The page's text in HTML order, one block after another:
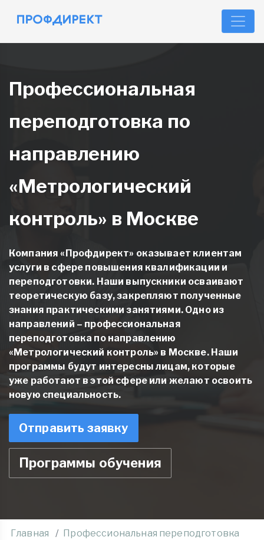
Профессиональная
переподготовка по
направлению
«Метрологический
контроль» в Москве
Компания «Профдирект» оказывает клиентам
услуги в сфере повышения квалификации и
переподготовки. Наши выпускники осваивают
теоретическую базу, закрепляют полученные
знания практическими занятиями. Одно из
направлений – профессиональная
переподготовка по направлению
«Метрологический контроль» в Москве. Наши
программы будут интересны лицам, которые
уже работают в этой сфере или желают освоить
новую специальность.
Отправить заявку
Программы обучения
Главная
Профессиональная переподготовка